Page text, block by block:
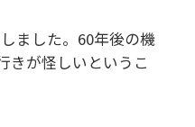
ました。60年後の機
きが怪しいというこ